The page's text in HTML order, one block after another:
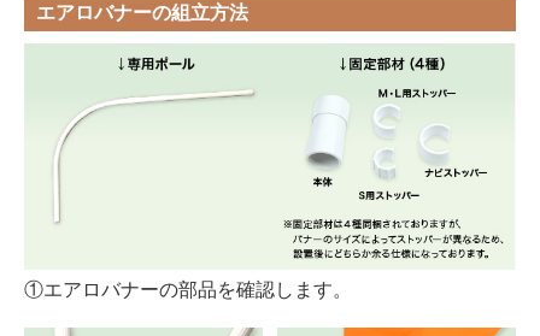
エアロバナーの組立方法
①エアロバナーの部品を確認します。